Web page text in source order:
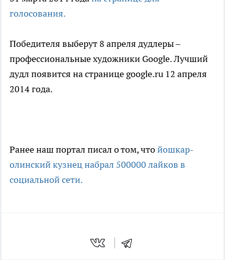
голосования.
Победителя выберут 8 апреля дудлеры –
профессиональные художники Google. Лучший
дудл появится на странице google.ru 12 апреля
2014 года.
Ранее наш портал писал о том, чтойошкар-
олинский кузнец набрал 500000 лайков в
социальной сети.